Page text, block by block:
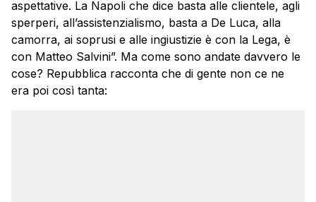
aspettative. La Napoli che dice basta alle clientele, agli
sperperi, all’assistenzialismo, basta a De Luca, alla
camorra, ai soprusi e alle ingiustizie è con la Lega, è
con Matteo Salvini”. Ma come sono andate davvero le
cose? Repubblica racconta che di gente non ce ne
era poi così tanta: